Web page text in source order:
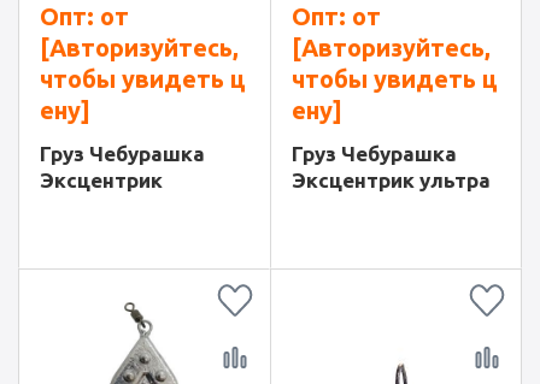
Опт: от
[Авторизуйтесь,
чтобы увидеть ц
ену]
Груз Чебурашка
Эксцентрик
Опт: от
[Авторизуйтесь,
чтобы увидеть ц
ену]
Груз Чебурашка
Эксцентрик ультра